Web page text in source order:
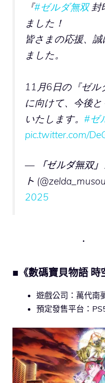
『#ゼルダ無双封
ました！
皆さまの応援、
ました。
11月6日の『ゼル
に向けて、今後
いたします。 #ゼ
pic.twitter.com/
— 「ゼルダ無双」
ト
2025
■《數碼寶貝物語 時
遊戲公司：萬代南
預定發售平台：